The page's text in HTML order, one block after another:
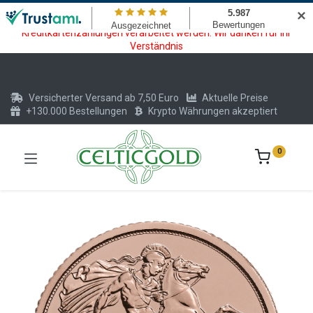
Wartungsarbeiten am Kreditkarten und Krypto Bezahlmodul. In der
Zeit vom 20.07. - 09.08.2026 können keine Krypto oder
Kreditkartenzahlungen verarbeitet werden. Wir danken für Ihr
Verständnis
Versicherter Versand ab 7,50 Euro
Aktuelle Preise
+130.000 Bestellungen
Krypto Währungen akzeptiert
0
✕